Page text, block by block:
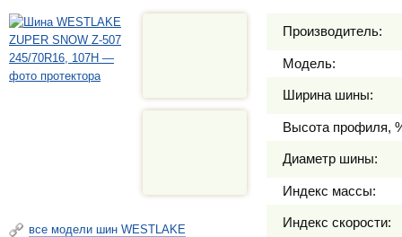
все модели шин WESTLAKE
Производитель:
Модель:
Ширина шины:
Высота профиля,
Диаметр шины:
Индекс массы:
Индекс скорости: